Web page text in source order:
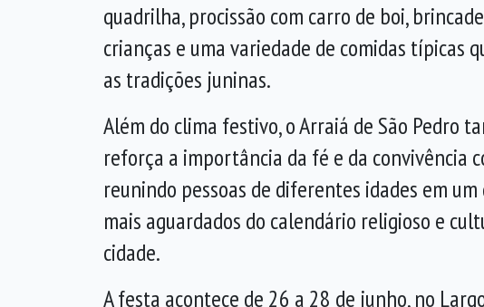
quadrilha, procissão com carro de boi,
crianças e uma variedade de comidas típicas
as tradições juninas.
Além do clima festivo, o Arraiá de São Pedro
reforça a importância da fé e da convivência
reunindo pessoas de diferentes idades em
mais aguardados do calendário religioso e
cidade.
A festa acontece de 26 a 28 de junho, no